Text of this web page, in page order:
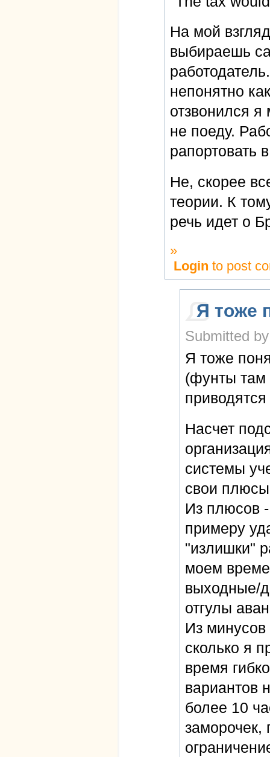
На мой
выбираешь
непонятно
отзвонился я
не поеду.
рапортовать
Не, скорее
теории. К
речь идет о
»
Login to post
Я тоже
Submitted
Я тоже
(фунты там
Насчет
системы
свои
Из плюсов
примеру
"излишки"
моем
выходные/
отгулы
Из минусов
сколько я
время
вариантов
более 10
заморочек,